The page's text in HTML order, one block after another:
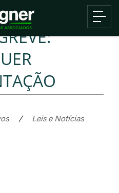
/
Leis e Notícias